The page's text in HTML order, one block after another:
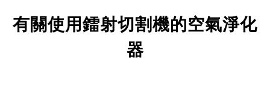
有關使用鐳射切割機的空氣淨化
器